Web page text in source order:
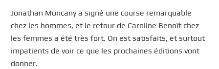
Jonathan Moncany a signé une course remarquable
chez les hommes, et le retour de Caroline Benoît chez
les femmes a été très fort. On est satisfaits, et surtout
impatients de voir ce que les prochaines éditions vont
donner.